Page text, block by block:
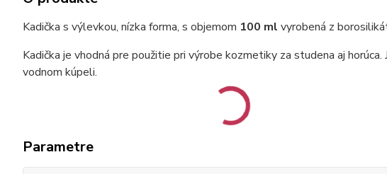
Kadička s výlevkou, nízka forma, s objemom 100 ml vyrobená z
Kadička je vhodná pre použitie pri výrobe kozmetiky za studena aj
vodnom kúpeli.
Parametre